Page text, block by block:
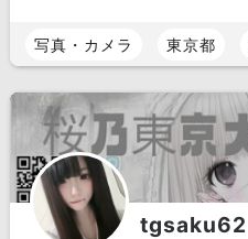
写真・カメラ 東京都
tgsaku62